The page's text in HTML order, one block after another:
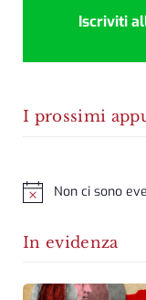
Iscriviti
I prossimi
NoticeNon ci sono
In evidenza